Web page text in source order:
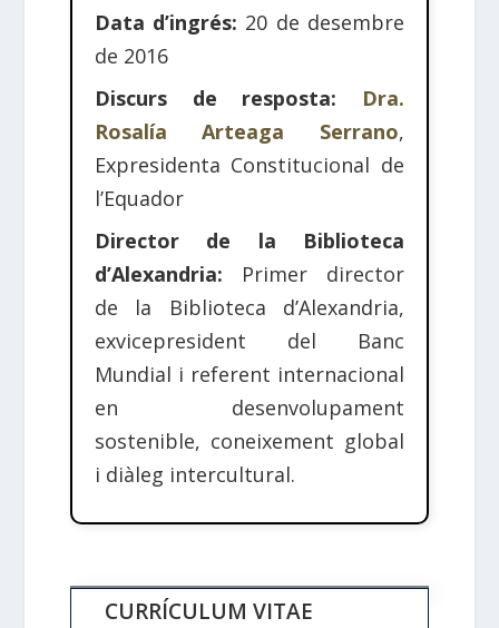
Data d’ingrés: 20 de desembre
de 2016
Discurs de resposta:
Dra.
Rosalía Arteaga Serrano,
Expresidenta Constitucional de
l’Equador
Director de la Biblioteca
d’Alexandria: Primer director
de la Biblioteca d’Alexandria,
exvicepresident del Banc
Mundial i referent internacional
en desenvolupament
sostenible, coneixement global
i diàleg intercultural.
CURRÍCULUM VITAE